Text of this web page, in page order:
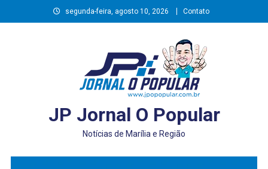
to
segunda-feira, agosto 10, 2026 Contato
JP Jornal O Popular
Notícias de Marília e Região